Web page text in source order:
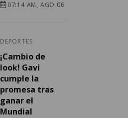
07:14 AM, AGO 06
DEPORTES
¡Cambio de
look! Gavi
cumple la
promesa tras
ganar el
Mundial